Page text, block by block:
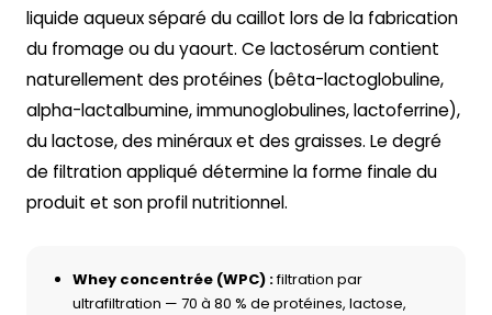
liquide aqueux séparé du caillot lors de la fabrication
du fromage ou du yaourt. Ce lactosérum contient
naturellement des protéines (bêta-lactoglobuline,
alpha-lactalbumine, immunoglobulines, lactoferrine),
du lactose, des minéraux et des graisses. Le degré
de filtration appliqué détermine la forme finale du
produit et son profil nutritionnel.
Whey concentrée (WPC) :filtration par
ultrafiltration — 70 à 80 % de protéines, lactose,